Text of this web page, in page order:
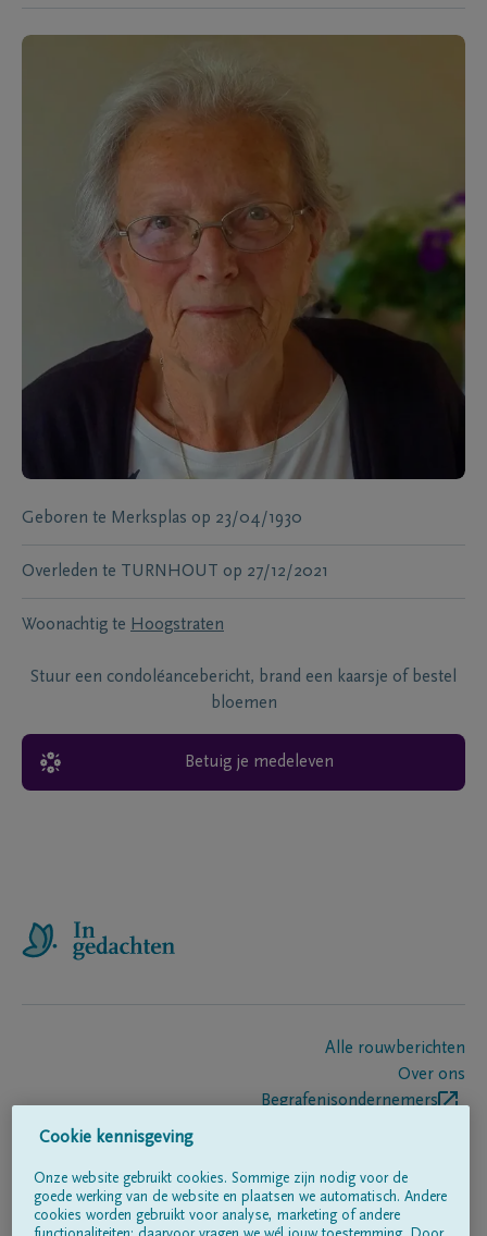
Geboren te Merksplas op 23/04/1930
Overleden te TURNHOUT op 27/12/2021
Woonachtig te Hoogstraten
Stuur een condoléancebericht, brand een kaarsje of bestel
bloemen
Betuig je medeleven
Alle rouwberichten
Over ons
Begrafenisondernemers
Volg ons op
Cookie kennisgeving
Onze website gebruikt cookies. Sommige zijn nodig voor de
goede werking van de website en plaatsen we automatisch. Andere
cookies worden gebruikt voor analyse, marketing of andere